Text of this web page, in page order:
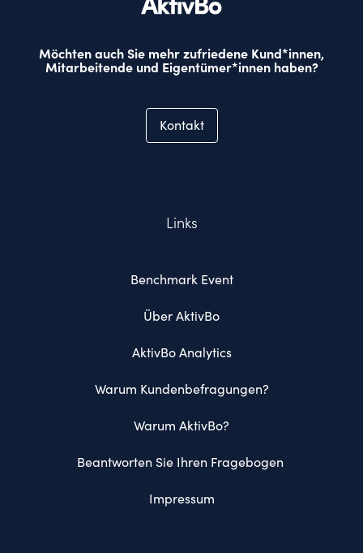
Möchten auch Sie mehr zufriedene Kund*innen,
Mitarbeitende und Eigentümer*innen haben?
Kontakt
Links
Benchmark Event
Über AktivBo
AktivBo Analytics
Warum Kundenbefragungen?
Warum AktivBo?
Beantworten Sie Ihren Fragebogen
Impressum